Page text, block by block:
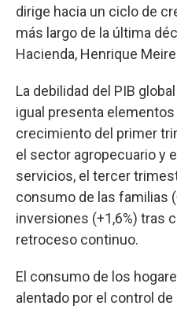
dirige hacia un ciclo de
más largo de la última
Hacienda, Henrique
La debilidad del PIB
igual presenta
crecimiento del primer
el sector agropecuario y
servicios, el tercer
consumo de las familias
inversiones (+1,6%) tras
retroceso continuo.
El consumo de los
alentado por el control de